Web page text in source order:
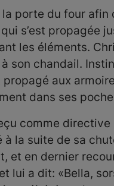
porte du four
s’est propagée
les éléments.
son chandail.
propagé aux
dans ses
comme
la suite de sa
et en dernier
lui a dit: «Bella,